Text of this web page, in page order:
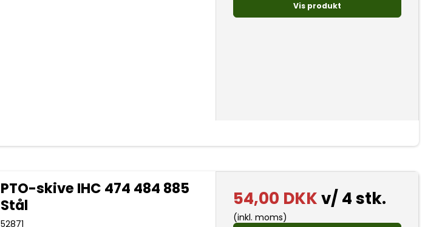
Vis produkt
PTO-skive IHC 474 484 885
Stål
52871
54,00 DKKv/ 4 stk.
(inkl. moms)